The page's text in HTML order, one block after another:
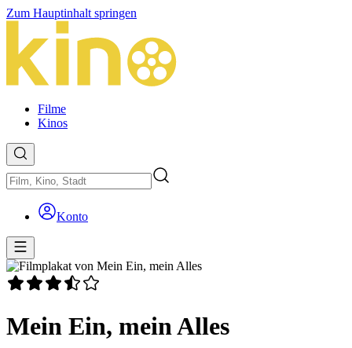
Zum Hauptinhalt springen
Filme
Kinos
Konto
Mein Ein, mein Alles